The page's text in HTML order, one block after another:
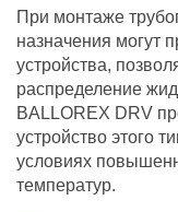
При монтаже
назначения могут
устройства,
распределение
BALLOREX DRV
устройство этого
условиях
температур.